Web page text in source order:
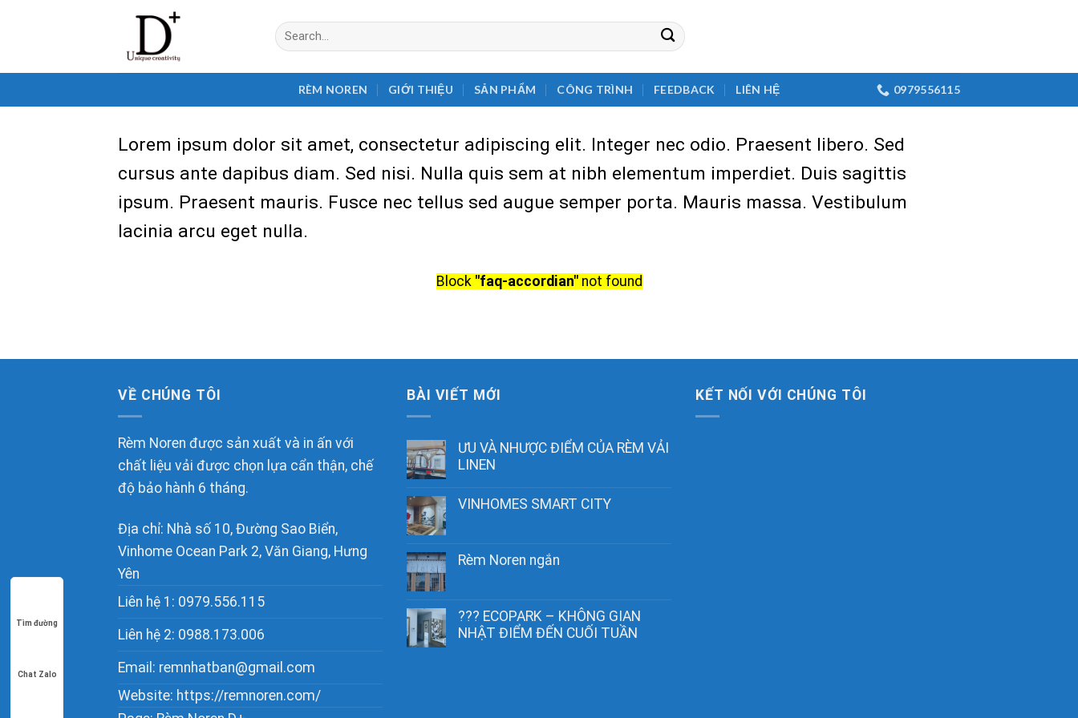
Search
for:
RÈM NOREN GIỚI THIỆU SẢN PHẨM CÔNG TRÌNH FEEDBACK LIÊN HỆ 0979556115
Lorem ipsum dolor sit amet, consectetur adipiscing elit. Integer nec odio. Praesent libero. Sed
cursus ante dapibus diam. Sed nisi. Nulla quis sem at nibh elementum imperdiet. Duis sagittis
ipsum. Praesent mauris. Fusce nec tellus sed augue semper porta. Mauris massa. Vestibulum
lacinia arcu eget nulla.
Block "faq-accordian"not found
VỀ CHÚNG TÔI
Rèm Noren được sản xuất và in ấn với
chất liệu vải được chọn lựa cẩn thận, chế
độ bảo hành 6 tháng.
Địa chỉ: Nhà số 10, Đường Sao Biển,
Vinhome Ocean Park 2, Văn Giang, Hưng
Yên
Liên hệ 1: 0979.556.115
Liên hệ 2: 0988.173.006
Email: remnhatban@gmail.com
Website: https://remnoren.com/
BÀI VIẾT MỚI
ƯU VÀ NHƯỢC ĐIỂM CỦA RÈM VẢI
LINEN
VINHOMES SMART CITY
Rèm Noren ngắn
??? ECOPARK – KHÔNG GIAN
NHẬT ĐIỂM ĐẾN CUỐI TUẦN
KẾT NỐI VỚI CHÚNG TÔI
Tìm đường
Chat Zalo